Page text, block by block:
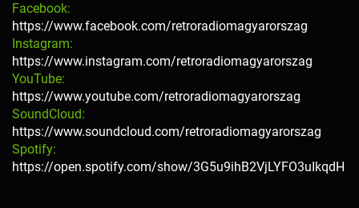
Facebook:
https://www.facebook.com/retroradiomagyarorszag
Instagram:
https://www.instagram.com/retroradiomagyarorszag
YouTube:
https://www.youtube.com/retroradiomagyarorszag
SoundCloud:
https://www.soundcloud.com/retroradiomagyarorszag
Spotify:
https://open.spotify.com/show/3G5u9ihB2VjLYFO3uIkqdH